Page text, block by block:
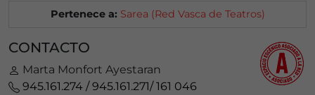
Pertenece a: Sarea (Red Vasca de Teatros)
CONTACTO
Marta Monfort Ayestaran
945.161.274 / 945.161.271/ 161 046